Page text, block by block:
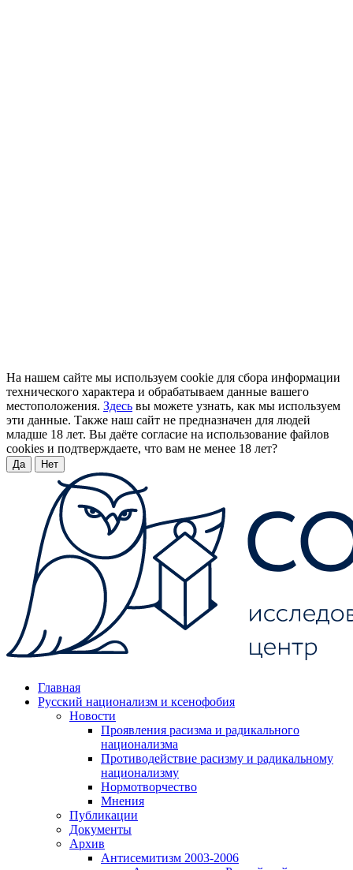
На нашем сайте мы используем cookie для сбора информации
технического характера и обрабатываем данные вашего
местоположения. Здесь вы можете узнать, как мы используем
эти данные. Также наш сайт не предназначен для людей
младше 18 лет. Вы даёте согласие на использование файлов
cookies и подтверждаете, что вам не менее 18 лет?
Да Нет
Главная
Русский национализм и ксенофобия
Новости
Проявления расизма и радикального
национализма
Противодействие расизму и радикальному
национализму
Нормотворчество
Мнения
Публикации
Документы
Архив
Антисемитизм 2003-2006